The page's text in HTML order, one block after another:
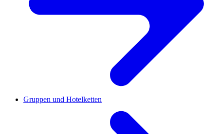
Gruppen und Hotelketten